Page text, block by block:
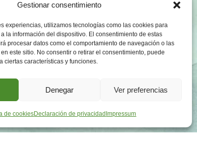
Gestionar consentimiento
experiencias, utilizamos tecnologías como las cookies para
la información del dispositivo. El consentimiento de estas
procesar datos como el comportamiento de navegación o las
este sitio. No consentir o retirar el consentimiento, puede
ciertas características y funciones.
Denegar Ver preferencias
de cookiesDeclaración de privacidad Impressum